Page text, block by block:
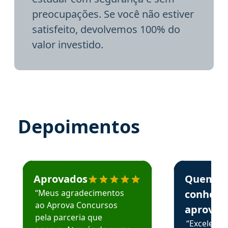
preocupações. Se você não estiver
satisfeito, devolvemos 100% do
valor investido.
Depoimentos
Estudante José recomenda o Aprova Concursos em
Aprovados
“Meus agradecimentos
ao Aprova Concursos
pela parceria que
Estudante
Quem
aprova